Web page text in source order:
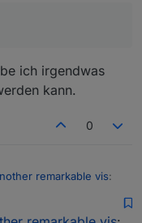
anfangen.
ich irgendwas
kann.
0
remarkable vis: